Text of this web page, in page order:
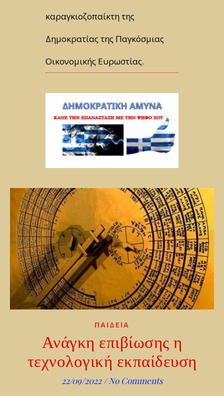
καραγκιοζοπαίκτη της
Δημοκρατίας της Παγκόσμιας
Οικονομικής Ευρωστίας.
ΠΑΙΔΕΙΑ
Ανάγκη επιβίωσης η
τεχνολογική εκπαίδευση
22/09/2022 / No Comments